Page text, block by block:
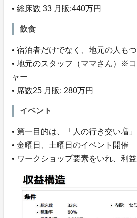
• 総床数 33 月販:440万円
飲食
• 宿泊者だけでなく、地元の人もつ
• 地元のスタッフ（ママさん）※
ャー
• 席数25 月販: 280万円
イベント
• 第一目的は、「人の行き交い増」
• 金曜日、土曜日のイベント開催
• ワークショップ要素をいれ、利